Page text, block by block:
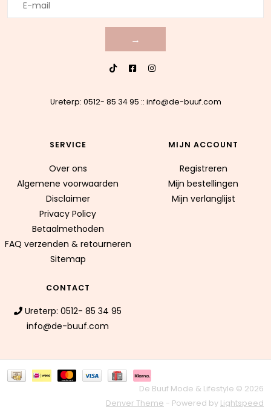
→
Ureterp: 0512- 85 34 95 :: info@de-buuf.com
SERVICE
Over ons
Algemene voorwaarden
Disclaimer
Privacy Policy
Betaalmethoden
FAQ verzenden & retourneren
Sitemap
MIJN ACCOUNT
Registreren
Mijn bestellingen
Mijn verlanglijst
CONTACT
Ureterp: 0512- 85 34 95
info@de-buuf.com
De Buuf Mode & Lifestyle © 2026
Denver Theme - Powered by Lightspeed